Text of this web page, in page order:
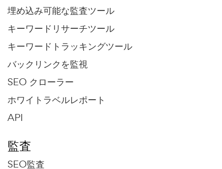
埋め込み可能な監査ツール
キーワードリサーチツール
キーワードトラッキングツール
バックリンクを監視
SEO クローラー
ホワイトラベルレポート
API
監査
SEO監査